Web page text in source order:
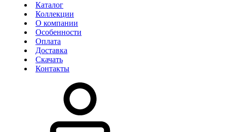
Каталог
Коллекции
О компании
Особенности
Оплата
Доставка
Скачать
Контакты